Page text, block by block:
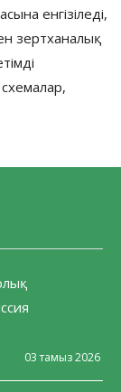
енгізіледі,
зертханалық
03 тамыз 2026